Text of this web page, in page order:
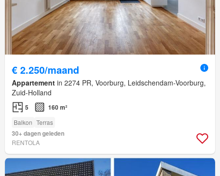
€ 2.250/maand
Appartement in 2274 PR, Voorburg, Leidschendam-Voorburg,
Zuid-Holland
5 160 m²
Balkon Terras
30+ dagen geleden
RENTOLA